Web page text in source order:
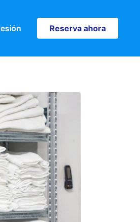
Reserva ahora
Reserva ahora